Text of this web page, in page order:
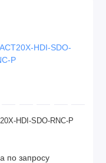
HDI-SDO-RNC-P
по запросу